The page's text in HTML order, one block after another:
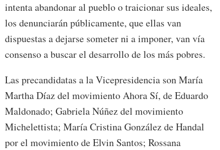
intenta abandonar al pueblo o traicionar sus ideales,
los denunciarán públicamente, que ellas van
dispuestas a dejarse someter ni a imponer, van vía
consenso a buscar el desarrollo de los más pobres.
Las precandidatas a la Vicepresidencia son María
Martha Díaz del movimiento Ahora Sí, de Eduardo
Maldonado; Gabriela Núñez del movimiento
Michelettista; María Cristina González de Handal
por el movimiento de Elvin Santos; Rossana